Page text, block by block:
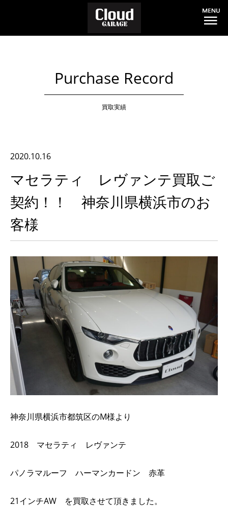
Purchase Record
買取実績
2020.10.16
マセラティ レヴァンテ買取ご
契約！！ 神奈川県横浜市のお
客様
神奈川県横浜市都筑区のM様より
2018 マセラティ レヴァンテ
パノラマルーフ ハーマンカードン 赤革
21インチAW を買取させて頂きました。